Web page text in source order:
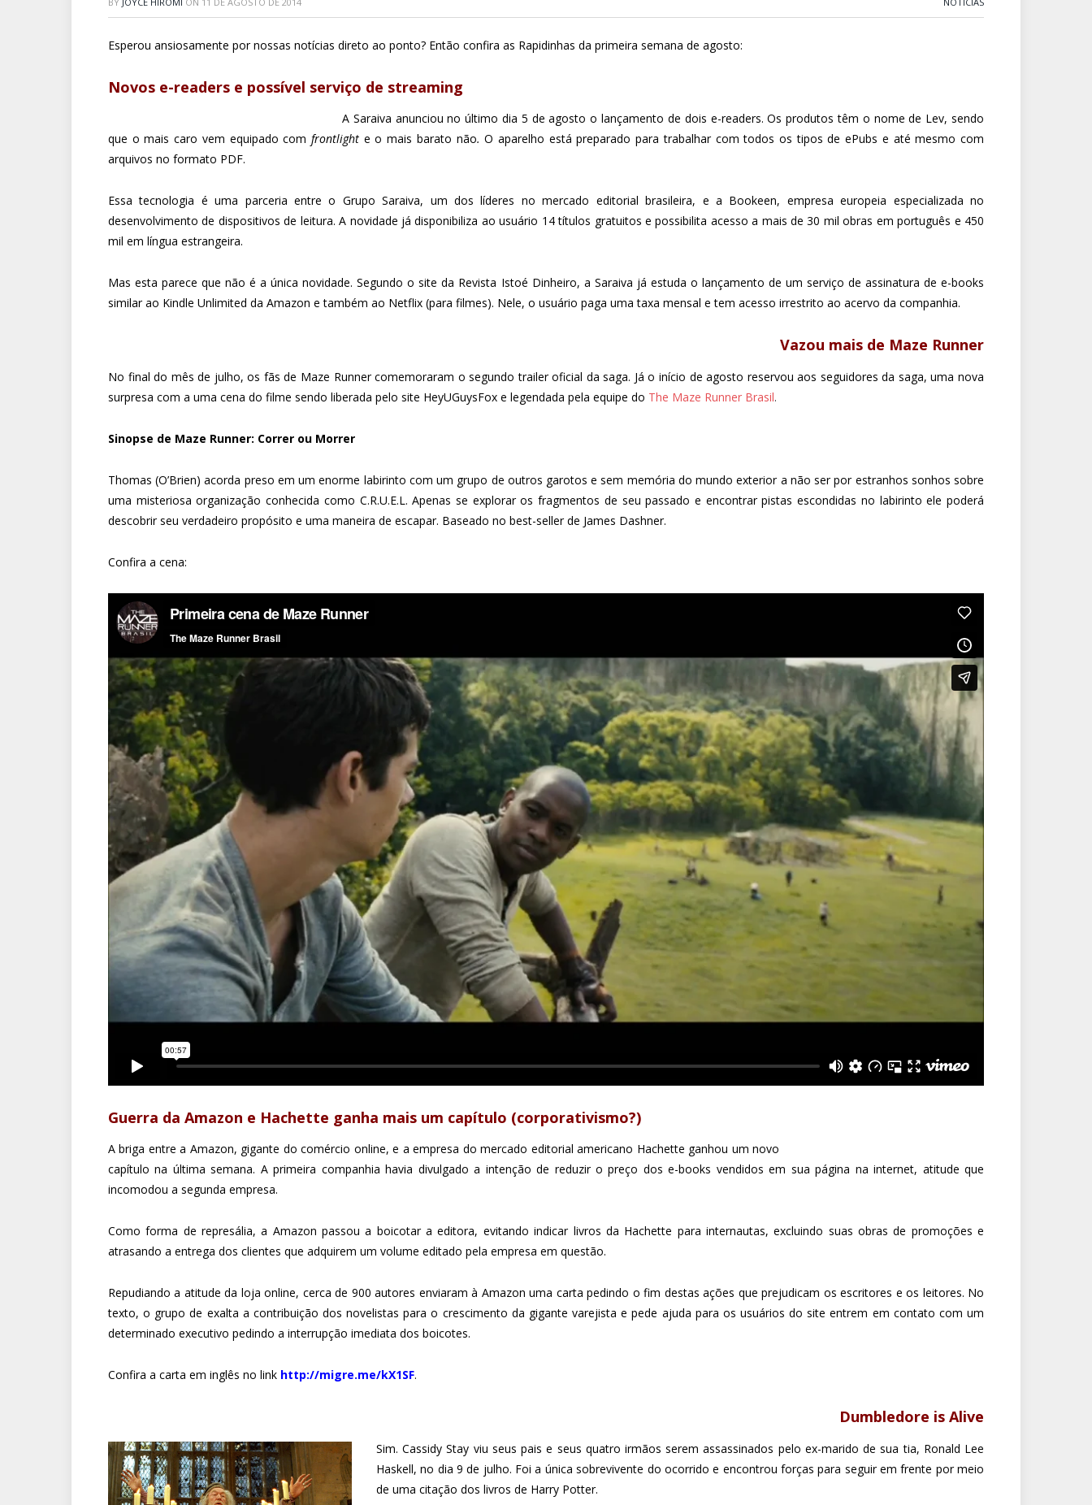
Esperou ansiosamente por nossas notícias direto ao ponto? Então confira as Rapidinhas da primeira semana de agosto:
Novos e-readers e possível serviço de streaming
A Saraiva anunciou no último dia 5 de agosto o lançamento de dois e-readers. Os produtos têm o nome de Lev, sendo
que o mais caro vem equipado com frontlight e o mais barato não.O aparelho está preparado para trabalhar com todos os tipos de ePubs e até mesmo com
arquivos no formato PDF.
Essa tecnologia é uma parceria entre o Grupo Saraiva, um dos líderes no mercado editorial brasileira, e a Bookeen, empresa europeia especializada no
desenvolvimento de dispositivos de leitura. A novidade já disponibiliza ao usuário 14 títulos gratuitos e possibilita acesso a mais de 30 mil obras em português e 450
mil em língua estrangeira.
Mas esta parece que não é a única novidade. Segundo o site da Revista Istoé Dinheiro, a Saraiva já estuda o lançamento de um serviço de assinatura de e-books
similar ao Kindle Unlimited da Amazon e também ao Netflix (para filmes). Nele, o usuário paga uma taxa mensal e tem acesso irrestrito ao acervo da companhia.
Vazou mais de Maze Runner
No final do mês de julho, os fãs de Maze Runner comemoraram o segundo trailer oficial da saga. Já o início de agosto reservou aos seguidores da saga, uma nova
surpresa com a uma cena do filme sendo liberada pelo site HeyUGuysFox e legendada pela equipe do The Maze Runner Brasil.
Sinopse de Maze Runner: Correr ou Morrer
Thomas (O’Brien) acorda preso em um enorme labirinto com um grupo de outros garotos e sem memória do mundo exterior a não ser por estranhos sonhos sobre
uma misteriosa organização conhecida como C.R.U.E.L. Apenas se explorar os fragmentos de seu passado e encontrar pistas escondidas no labirinto ele poderá
descobrir seu verdadeiro propósito e uma maneira de escapar. Baseado no best-seller de James Dashner.
Confira a cena:
Guerra da Amazon e Hachette ganha mais um capítulo (corporativismo?)
A briga entre a Amazon, gigante do comércio online, e a empresa do mercado editorial americano Hachette ganhou um novo
capítulo na última semana. A primeira companhia havia divulgado a intenção de reduzir o preço dos e-books vendidos em sua página na internet, atitude que
incomodou a segunda empresa.
Como forma de represália, a Amazon passou a boicotar a editora, evitando indicar livros da Hachette para internautas, excluindo suas obras de promoções e
atrasando a entrega dos clientes que adquirem um volume editado pela empresa em questão.
Repudiando a atitude da loja online, cerca de 900 autores enviaram à Amazon uma carta pedindo o fim destas ações que prejudicam os escritores e os leitores. No
texto, o grupo de exalta a contribuição dos novelistas para o crescimento da gigante varejista e pede ajuda para os usuários do site entrem em contato com um
determinado executivo pedindo a interrupção imediata dos boicotes.
Confira a carta em inglês no link http://migre.me/kX1SF.
Dumbledore is Alive
Sim. Cassidy Stay viu seus pais e seus quatro irmãos serem assassinados pelo ex-marido de sua tia, Ronald Lee
Haskell, no dia 9 de julho. Foi a única sobrevivente do ocorrido e encontrou forças para seguir em frente por meio
de uma citação dos livros de Harry Potter.